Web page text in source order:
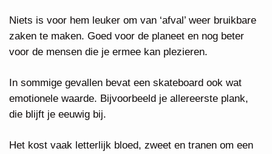
Niets is voor hem leuker om van ‘afval’ weer bruikbare
zaken te maken. Goed voor de planeet en nog beter
voor de mensen die je ermee kan plezieren.
In sommige gevallen bevat een skateboard ook wat
emotionele waarde. Bijvoorbeeld je allereerste plank,
die blijft je eeuwig bij.
Het kost vaak letterlijk bloed, zweet en tranen om een